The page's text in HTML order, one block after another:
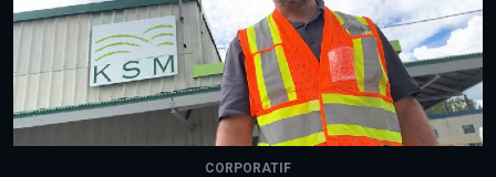
CORPORATIF